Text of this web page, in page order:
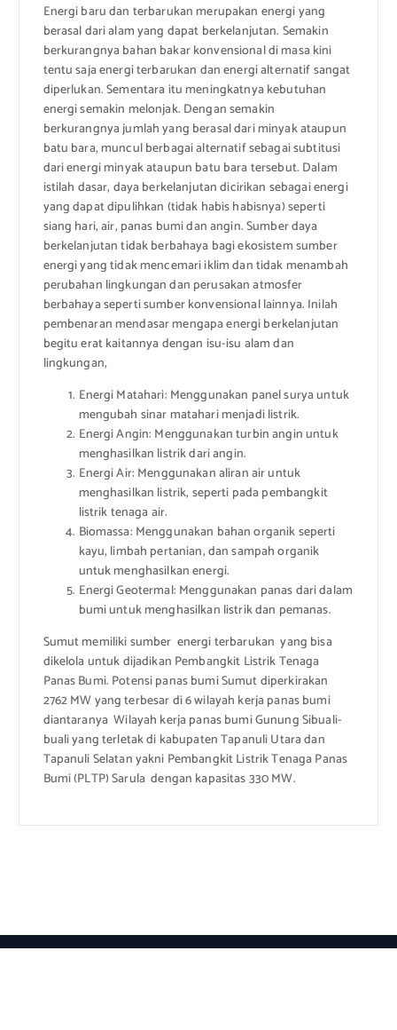
Energi baru dan terbarukan merupakan energi yang
berasal dari alam yang dapat berkelanjutan. Semakin
berkurangnya bahan bakar konvensional di masa kini
tentu saja energi terbarukan dan energi alternatif sangat
diperlukan. Sementara itu meningkatnya kebutuhan
energi semakin melonjak. Dengan semakin
berkurangnya jumlah yang berasal dari minyak ataupun
batu bara, muncul berbagai alternatif sebagai subtitusi
dari energi minyak ataupun batu bara tersebut. Dalam
istilah dasar, daya berkelanjutan dicirikan sebagai energi
yang dapat dipulihkan (tidak habis habisnya) seperti
siang hari, air, panas bumi dan angin. Sumber daya
berkelanjutan tidak berbahaya bagi ekosistem sumber
energi yang tidak mencemari iklim dan tidak menambah
perubahan lingkungan dan perusakan atmosfer
berbahaya seperti sumber konvensional lainnya. Inilah
pembenaran mendasar mengapa energi berkelanjutan
begitu erat kaitannya dengan isu-isu alam dan
lingkungan,
Energi Matahari: Menggunakan panel surya untuk
mengubah sinar matahari menjadi listrik.
Energi Angin: Menggunakan turbin angin untuk
menghasilkan listrik dari angin.
Energi Air: Menggunakan aliran air untuk
menghasilkan listrik, seperti pada pembangkit
listrik tenaga air.
Biomassa: Menggunakan bahan organik seperti
kayu, limbah pertanian, dan sampah organik
untuk menghasilkan energi.
Energi Geotermal: Menggunakan panas dari dalam
bumi untuk menghasilkan listrik dan pemanas.
Sumut memiliki sumber energi terbarukan yang bisa
dikelola untuk dijadikan Pembangkit Listrik Tenaga
Panas Bumi. Potensi panas bumi Sumut diperkirakan
2762 MW yang terbesar di 6 wilayah kerja panas bumi
diantaranya Wilayah kerja panas bumi Gunung Sibuali-
buali yang terletak di kabupaten Tapanuli Utara dan
Tapanuli Selatan yakni Pembangkit Listrik Tenaga Panas
Bumi (PLTP) Sarula dengan kapasitas 330 MW.